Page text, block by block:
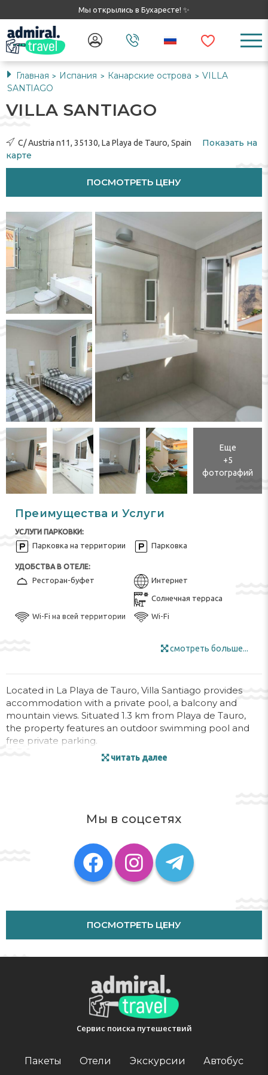
Мы открылись в Бухаресте! ✨
Главная > Испания > Канарские острова > VILLA
SANTIAGO
VILLA SANTIAGO
C/ Austria n11, 35130, La Playa de Tauro, Spain
Показать на
карте
ПОСМОТРЕТЬ ЦЕНУ
Еще
+5
фотографий
Преимущества и Услуги
УСЛУГИ ПАРКОВКИ:
Парковка на территории Парковка
УДОБСТВА В ОТЕЛЕ:
Ресторан-буфет Интернет
Солнечная терраса
Wi-Fi на всей территории Wi-Fi
Принадлежности для
Пеший туризм ($)
БАССЕЙН:
Открытый бассейн
УСЛОВИЯ ДЛЯ ГОСТЕЙ С ОГРАНИЧЕННЫМИ ВОЗМОЖНОСТЯМИ:
смотреть больше...
Located in La Playa de Tauro, Villa Santiago provides
accommodation with a private pool, a balcony and
mountain views. Situated 1.3 km from Playa de Tauro,
the property features an outdoor swimming pool and
free private parking.
The villa has 3 bedrooms, 1 bathroom, bed linen, towels,
The villa offers a barbecue. A car rental service is
Amadores Beach is 1.5 km from the accommodation,
while Playa de Puerto Rico is 1.8 km from the property.
The nearest airport is Gran Canaria, 48 km from Villa
parties. A damage deposit of EUR 300 is required. The
host charges this 7 days before arrival. This will be
collected by credit card. You should be reimbursed
in full via credit card, subject to an inspection of the
property. Managed by a private host
Key collection at the property.
C/ Austria n11, 35130, La Playa de Tauro, Spain
читать далее
Мы в соцсетях
ПОСМОТРЕТЬ ЦЕНУ
Сервис поиска путешествий
Пакеты Отели Экскурсии
Автобус